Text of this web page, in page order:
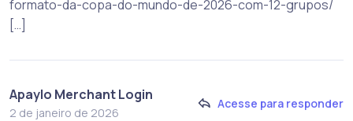
formato-da-copa-do-mundo-de-2026-com-12-grupos/
[…]
Apaylo Merchant Login
2 de janeiro de 2026
Acesse para responder